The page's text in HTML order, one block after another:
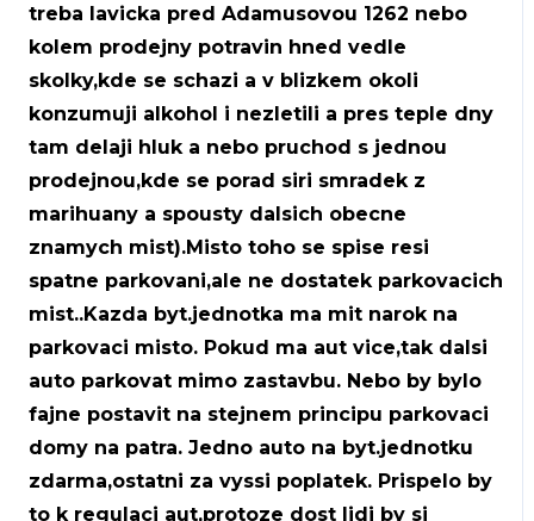
treba lavicka pred Adamusovou 1262 nebo
kolem prodejny potravin hned vedle
skolky,kde se schazi a v blizkem okoli
konzumuji alkohol i nezletili a pres teple dny
tam delaji hluk a nebo pruchod s jednou
prodejnou,kde se porad siri smradek z
marihuany a spousty dalsich obecne
znamych mist).Misto toho se spise resi
spatne parkovani,ale ne dostatek parkovacich
mist..Kazda byt.jednotka ma mit narok na
parkovaci misto. Pokud ma aut vice,tak dalsi
auto parkovat mimo zastavbu. Nebo by bylo
fajne postavit na stejnem principu parkovaci
domy na patra. Jedno auto na byt.jednotku
zdarma,ostatni za vyssi poplatek. Prispelo by
to k regulaci aut,protoze dost lidi by si